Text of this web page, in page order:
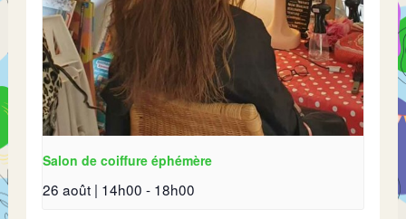
Salon de coiffure éphémère
26 août | 14h00 - 18h00